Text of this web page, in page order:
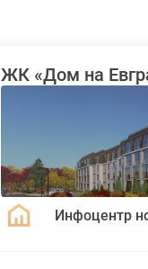
ЖК «Дом на
Инфоцентр